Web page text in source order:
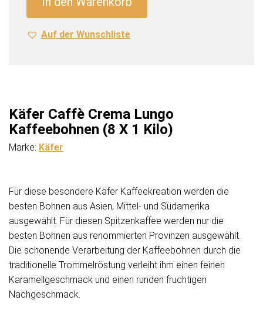
X
1
Auf der Wunschliste
Käfer Caffè Crema Lungo
Kaffeebohnen (8 X 1 Kilo)
Marke: Käfer
Für diese besondere Käfer Kaffeekreation werden die
besten Bohnen aus Asien, Mittel- und Südamerika
ausgewählt. Für diesen Spitzenkaffee werden nur die
besten Bohnen aus renommierten Provinzen ausgewählt.
Die schonende Verarbeitung der Kaffeebohnen durch die
traditionelle Trommelröstung verleiht ihm einen feinen
Karamellgeschmack und einen runden fruchtigen
Nachgeschmack.